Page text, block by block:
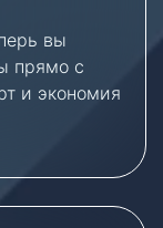
вы
прямо с
и экономия